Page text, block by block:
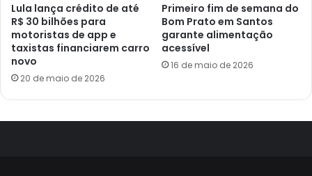
Lula lança crédito de até
R$ 30 bilhões para
motoristas de app e
taxistas financiarem carro
novo
20 de maio de 2026
Primeiro fim de semana do
Bom Prato em Santos
garante alimentação
acessível
16 de maio de 2026